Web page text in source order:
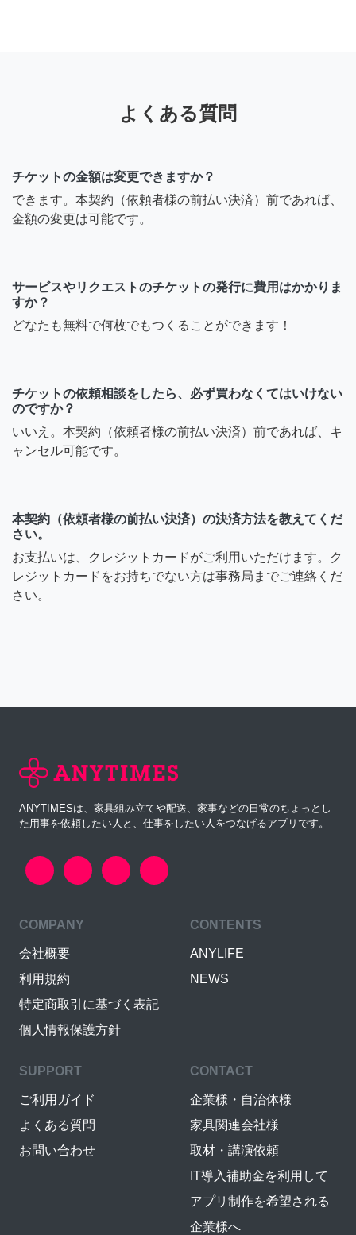
よくある質問
チケットの金額は変更できますか？
できます。本契約（依頼者様の前払い決済）前であれば、
金額の変更は可能です。
サービスやリクエストのチケットの発行に費用はかかりま
すか？
どなたも無料で何枚でもつくることができます！
チケットの依頼相談をしたら、必ず買わなくてはいけない
のですか？
いいえ。本契約（依頼者様の前払い決済）前であれば、キ
ャンセル可能です。
本契約（依頼者様の前払い決済）の決済方法を教えてくだ
さい。
お支払いは、クレジットカードがご利用いただけます。ク
レジットカードをお持ちでない方は事務局までご連絡くだ
さい。
ANYTIMESは、家具組み立てや配送、家事などの日常のちょっとし
た用事を依頼したい人と、仕事をしたい人をつなげるアプリです。
COMPANY
会社概要
利用規約
特定商取引に基づく表記
個人情報保護方針
CONTENTS
ANYLIFE
NEWS
SUPPORT
ご利用ガイド
よくある質問
お問い合わせ
CONTACT
企業様・自治体様
家具関連会社様
取材・講演依頼
IT導入補助金を利用して
アプリ制作を希望される
企業様へ